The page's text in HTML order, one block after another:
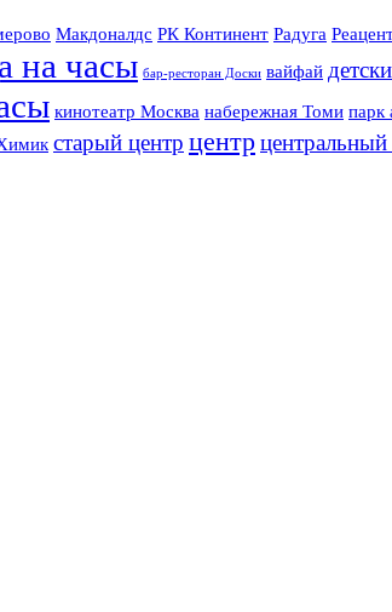
Макдоналдс РК Континент Радуга
на часы бар-ресторан Доски вайфай
кинотеатр Москва набережная Томи парк
старый центр центрцентральный